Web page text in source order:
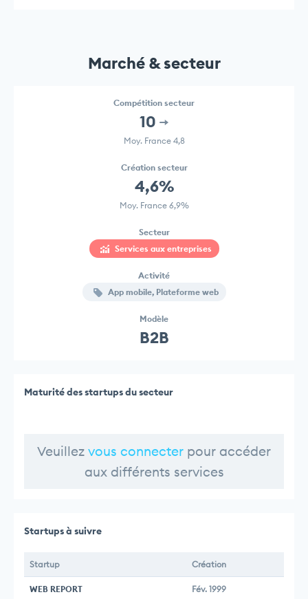
Marché & secteur
Compétition secteur
10
Moy. France 4,8
Création secteur
4,6%
Moy. France 6,9%
Secteur
Services aux entreprises
Activité
App mobile, Plateforme web
Modèle
B2B
Maturité des startups du secteur
Veuillez vous connecter pour accéder
aux différents services
Startups à suivre
Startup Création
WEB REPORT Fév. 1999